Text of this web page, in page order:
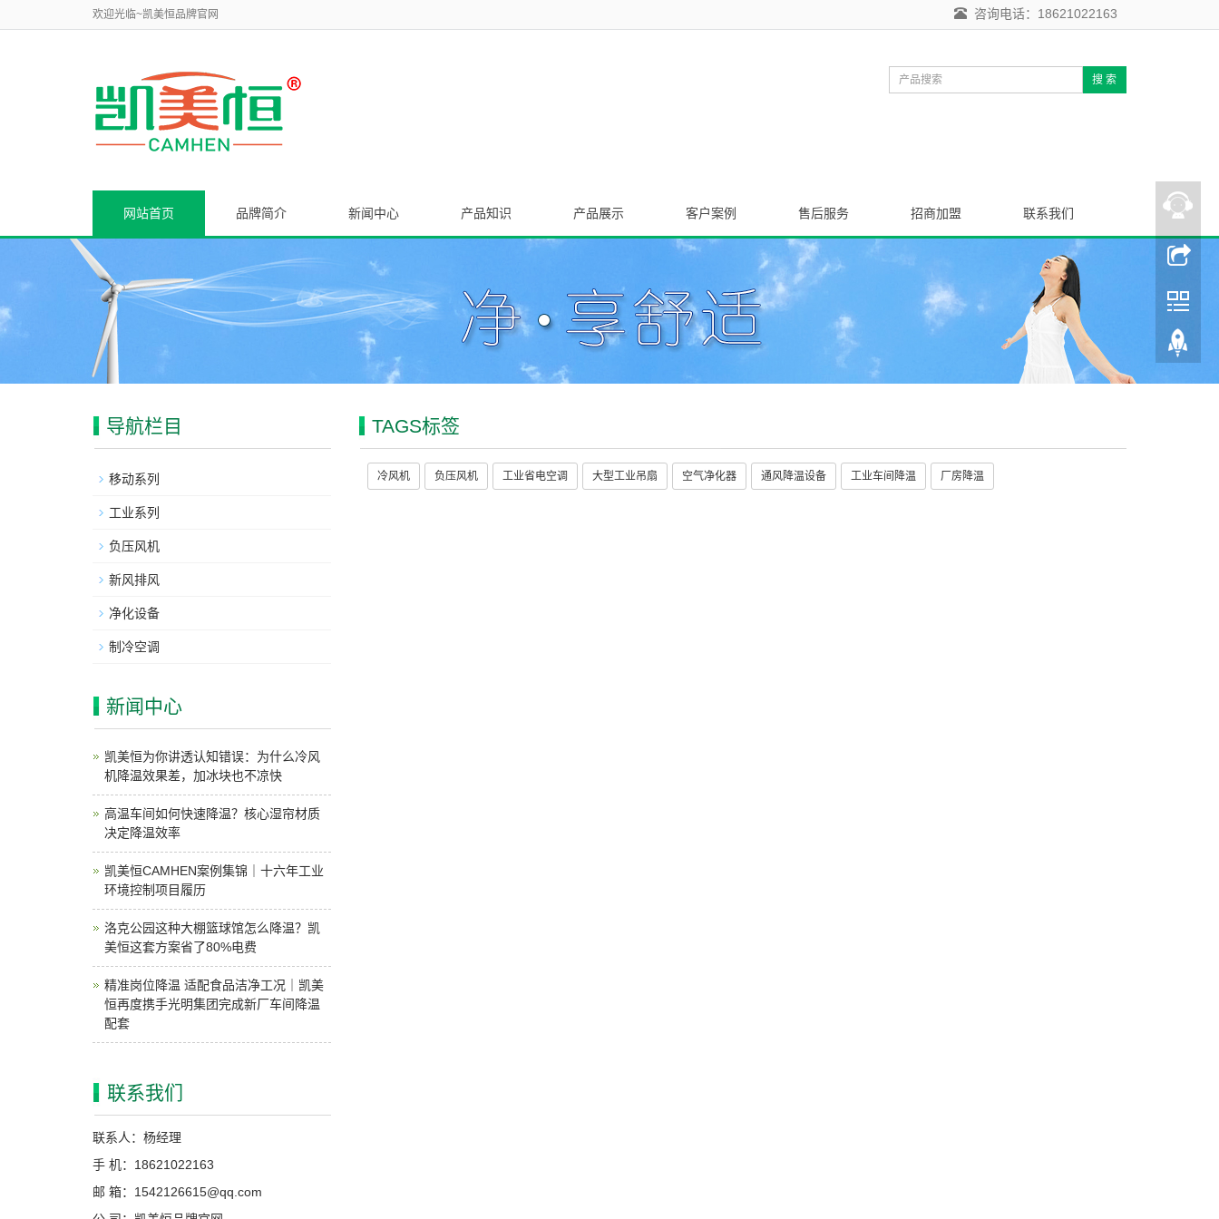
欢迎光临~凯美恒品牌官网 咨询电话：18621022163
搜 索
网站首页 品牌简介 新闻中心 产品知识 产品展示 客户案例 售后服务 招商加盟 联系我们
TAGS标签
冷风机 负压风机 工业省电空调 大型工业吊扇 空气净化器 通风降温设备 工业车间降温 厂房降温
导航栏目
移动系列
工业系列
负压风机
新风排风
净化设备
制冷空调
新闻中心
凯美恒为你讲透认知错误：为什么冷风
机降温效果差，加冰块也不凉快
高温车间如何快速降温？核心湿帘材质
决定降温效率
凯美恒CAMHEN案例集锦｜十六年工业
环境控制项目履历
洛克公园这种大棚篮球馆怎么降温？凯
美恒这套方案省了80%电费
精准岗位降温 适配食品洁净工况｜凯美
恒再度携手光明集团完成新厂车间降温
配套
联系我们
联系人：杨经理
手 机：18621022163
邮 箱：1542126615@qq.com